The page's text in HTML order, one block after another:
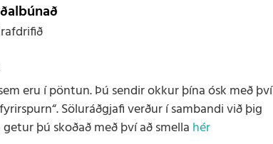
eru í pöntun. Þú sendir okkur þína ósk með því
Söluráðgjafi verður í sambandi við þig
þú skoðað með því að smella hér